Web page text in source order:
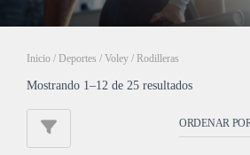
Inicio / Deportes / Voley / Rodilleras
Mostrando 1–12 de 25 resultados
d